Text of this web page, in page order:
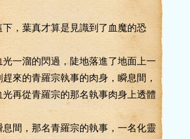
葉真才算是見識到了血魔的恐
溜的閃過，陡地落進了地面上一
趕來的青羅宗執事的肉身，瞬息間，
光再從青羅宗的那名執事肉身上透體
，那名青羅宗的執事，一名化靈